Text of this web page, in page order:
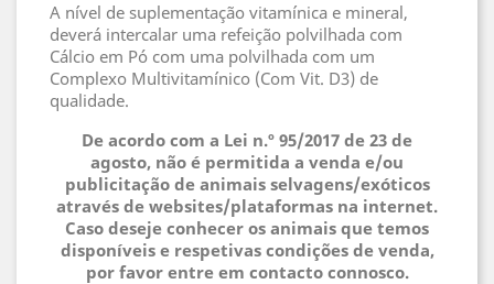
A nível de suplementação vitamínica e mineral,
deverá intercalar uma refeição polvilhada com
Cálcio em Pó com uma polvilhada com um
Complexo Multivitamínico (Com Vit. D3) de
qualidade.
De acordo com a Lei n.º 95/2017 de 23 de
agosto, não é permitida a venda e/ou
publicitação de animais selvagens/exóticos
através de websites/plataformas na internet.
Caso deseje conhecer os animais que temos
disponíveis e respetivas condições de venda,
por favor entre em contacto connosco.